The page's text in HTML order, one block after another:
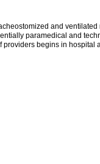
and
paramedical and
begins in hospital